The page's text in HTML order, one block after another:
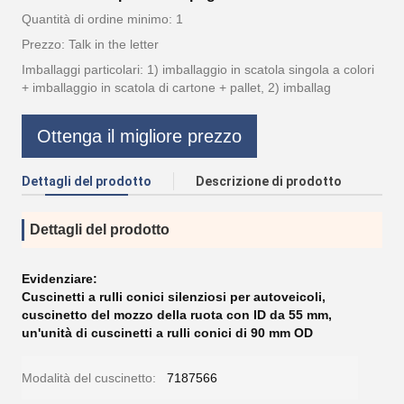
Quantità di ordine minimo: 1
Prezzo: Talk in the letter
Imballaggi particolari: 1) imballaggio in scatola singola a colori
+ imballaggio in scatola di cartone + pallet, 2) imballag
Ottenga il migliore prezzo
Dettagli del prodotto Descrizione di prodotto
Dettagli del prodotto
Evidenziare:
Cuscinetti a rulli conici silenziosi per autoveicoli,
cuscinetto del mozzo della ruota con ID da 55 mm,
un'unità di cuscinetti a rulli conici di 90 mm OD
Modalità del cuscinetto: 7187566